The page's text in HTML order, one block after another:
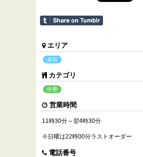
エリア
原宿
カテゴリ
中華
営業時間
11時30分～翌4時30分
※日曜は22時00分ラストオーダー
電話番号